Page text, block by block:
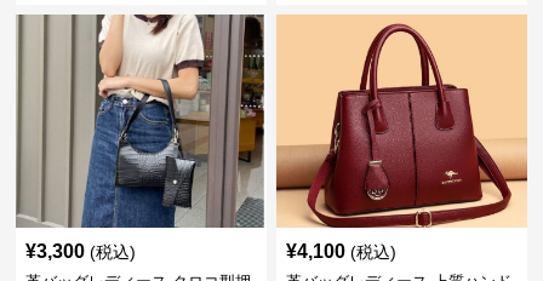
¥3,300 (税込) ¥4,100 (税込)